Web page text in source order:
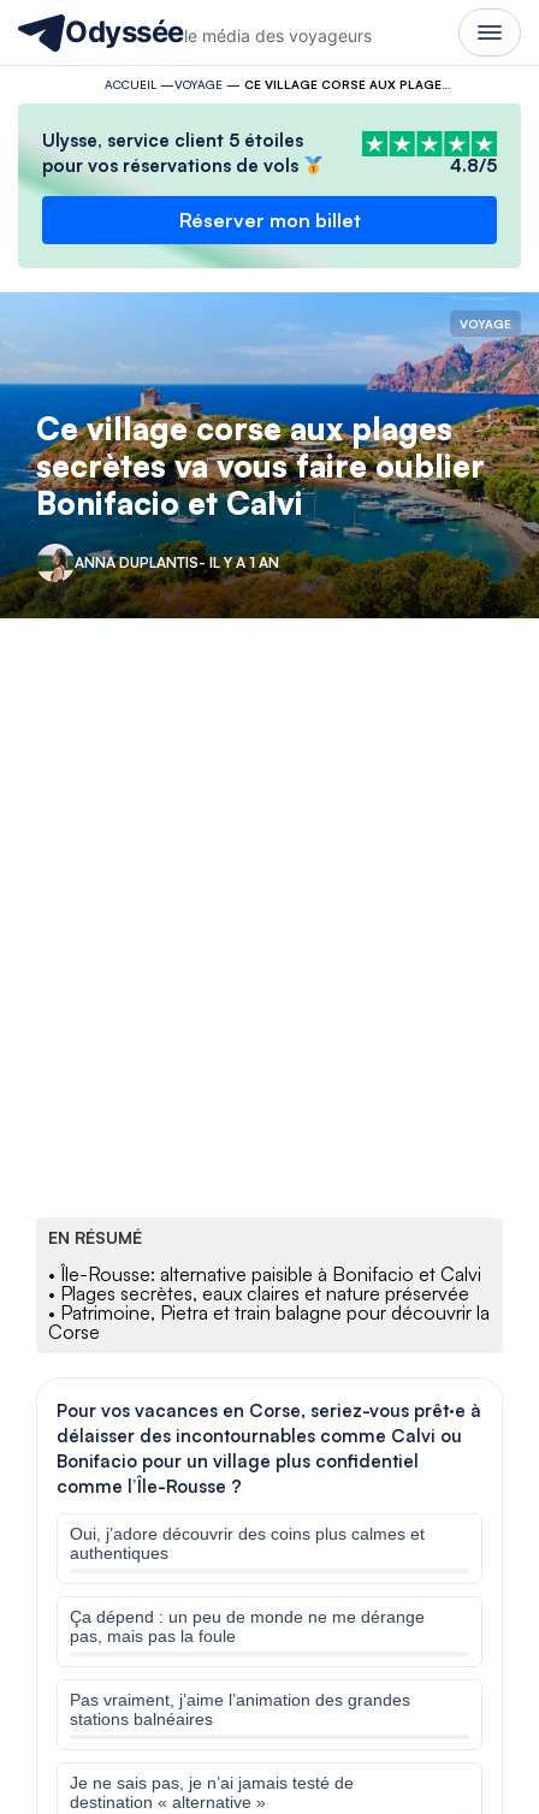
Odysséele média des voyageurs
ACCUEIL —VOYAGE— CE VILLAGE CORSE AUX PLAGES SECRÈTES VA VOUS FAIRE OUBLIER BONIFACIO ET CALVI
Ulysse, service client 5 étoiles
pour vos réservations de vols
4.8/5
Réserver mon billet
VOYAGE
Ce village corse aux plages
secrètes va vous faire oublier
Bonifacio et Calvi
ANNA DUPLANTIS- IL Y A 1 AN
EN RÉSUMÉ
• Île-Rousse: alternative paisible à Bonifacio et Calvi
• Plages secrètes, eaux claires et nature préservée
• Patrimoine, Pietra et train balagne pour découvrir la
Corse
Pour vos vacances en Corse, seriez-vous prêt·e à
délaisser des incontournables comme Calvi ou
Bonifacio pour un village plus confidentiel
comme l’Île-Rousse ?
Oui, j’adore découvrir des coins plus calmes et
authentiques
Ça dépend : un peu de monde ne me dérange
pas, mais pas la foule
Pas vraiment, j’aime l’animation des grandes
stations balnéaires
Je ne sais pas, je n’ai jamais testé de
destination « alternative »